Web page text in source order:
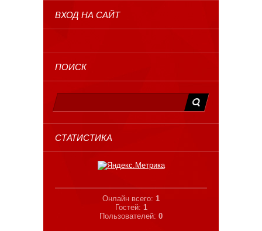
ВХОД НА САЙТ
ПОИСК
СТАТИСТИКА
Онлайн всего: 1
Гостей: 1
Пользователей: 0